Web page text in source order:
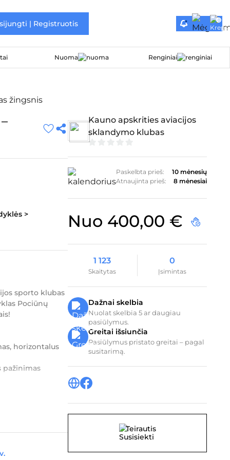
| Registruotis 0
Nuoma Renginiai
žingsnis
>
sporto klubas
Pociūnų
horizontalus
pažinimas
Kauno apskrities aviacijos
sklandymo klubas
Paskelbta prieš:
10 mėnesių
Atnaujinta prieš:
8 mėnesiai
Nuo 400,00 €
1 123
Skaitytas
0
Įsimintas
Dažnai skelbia
Nuolat skelbia 5 ar daugiau
pasiūlymus.
Greitai išsiunčia
Pasiūlymus pristato greitai – pagal
susitarimą.
Teirautis